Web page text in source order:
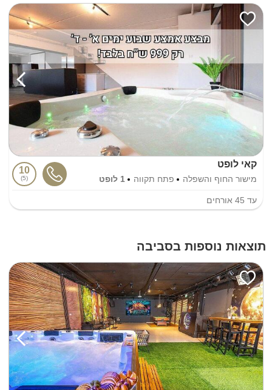
קאי לופט
מישור החוף והשפלה פתח תקווה 1 לופט
10
5
עד 45 אורחים
תוצאות נוספות בסביבה